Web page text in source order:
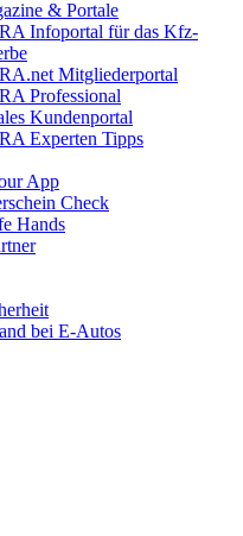
& Portale
Infoportal für das Kfz-
Mitgliederportal
Professional
Kundenportal
Experten Tipps
App
Check
Hands
bei E-Autos